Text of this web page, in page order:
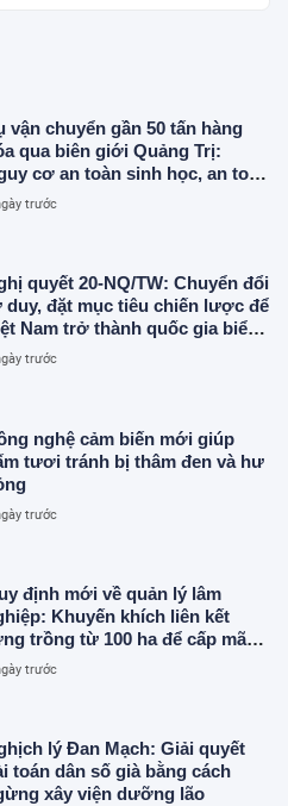
vận chuyển gần 50 tấn hàng
qua biên giới Quảng Trị:
cơ an toàn sinh học, an toàn
phẩm từ sản phẩm động vật
trước
quyết 20-NQ/TW: Chuyển đổi
duy, đặt mục tiêu chiến lược để
Nam trở thành quốc gia biển
trước
nghệ cảm biến mới giúp
tươi tránh bị thâm đen và hư
trước
định mới về quản lý lâm
Khuyến khích liên kết
trồng từ 100 ha để cấp mã
trước
lý Đan Mạch: Giải quyết
toán dân số già bằng cách
xây viện dưỡng lão